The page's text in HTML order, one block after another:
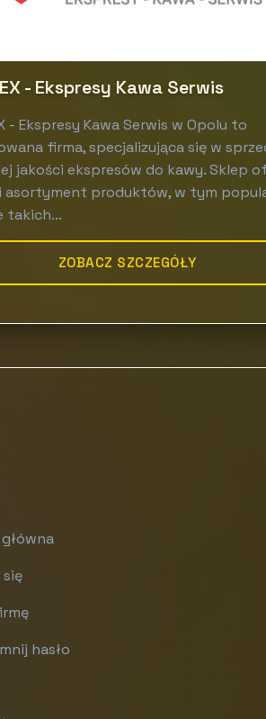
- Ekspresy Kawa Serwis
- Ekspresy Kawa Serwis w Opolu to
firma, specjalizująca się w
jakości ekspresów do kawy. Sklep
asortyment produktów, w tym
takich...
ZOBACZ SZCZEGÓŁY
się
hasło